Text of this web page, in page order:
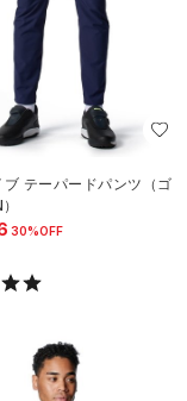
テーパードパンツ（ゴ
30%OFF